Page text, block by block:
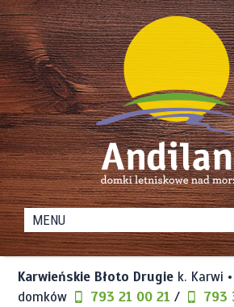
Andiland
Domki
Letniskowe
nad
Morzem
Karwieńskie Błoto Drugie k. Karwi
domków
793 21 00 21 / 793